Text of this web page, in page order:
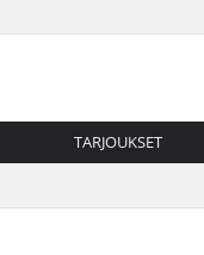
TARJOUKSET